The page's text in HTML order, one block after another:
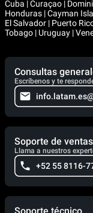
Cuba | Curaçao |
Honduras | Cayman
El Salvador | Puerto
Tobago | Uruguay |
Consultas
Escríbenos y te
Soporte de ventas
Llama a nuestros
+52 55 8116-